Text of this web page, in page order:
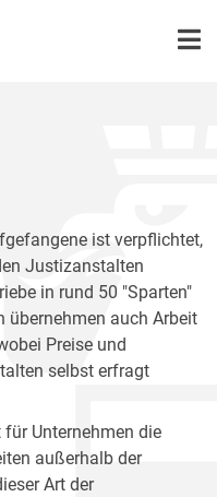
ist verpflichtet,
Justizanstalten
in rund 50 "Sparten"
übernehmen auch Arbeit
Preise und
selbst erfragt
für Unternehmen die
außerhalb der
Art der